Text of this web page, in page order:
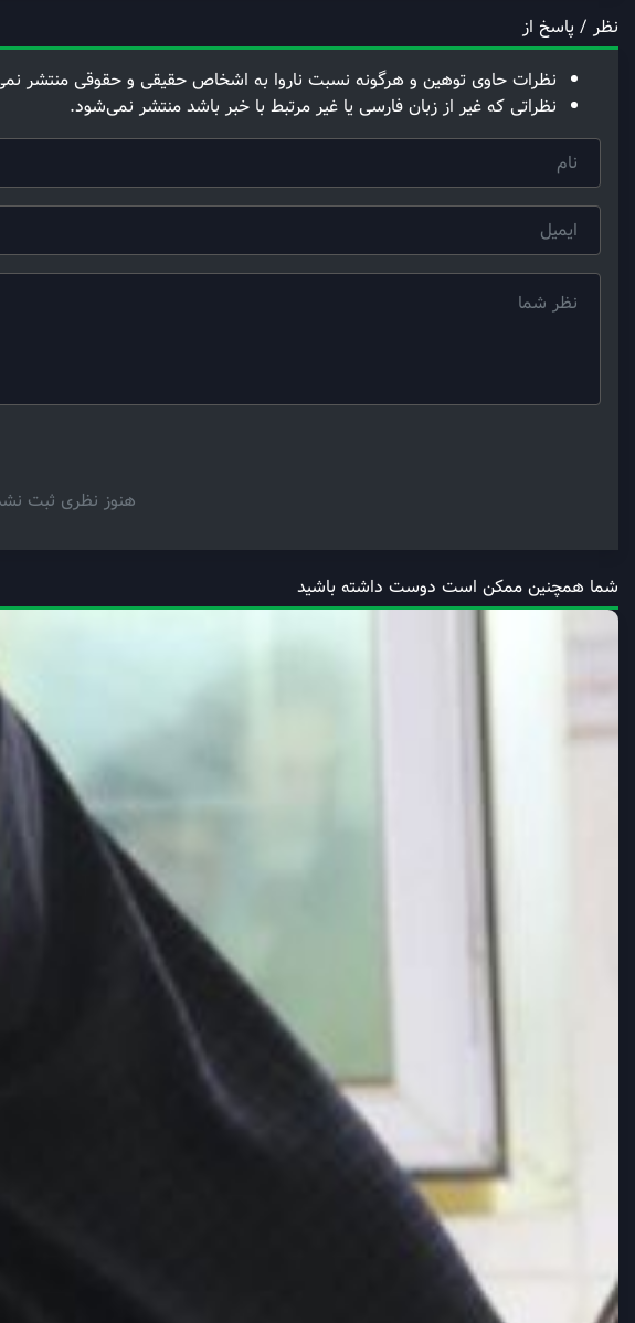
نظر / پاسخ از
نظرات حاوی توهین و هرگونه نسبت ناروا به اشخاص حقیقی و حقوقی منتشر
نظراتی که غیر از زبان فارسی یا غیر مرتبط با خبر باشد منتشر نمی‌شود.
هنوز نظری ثبت
شما همچنین ممکن است دوست داشته باشید